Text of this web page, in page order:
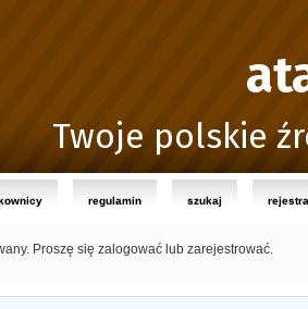
Twoje polskie
regulamin szukaj
Proszę się zalogować lub zarejestrować.